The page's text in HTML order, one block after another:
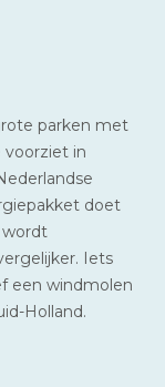
parken met
voorziet in
doet
wordt
Iets
een windmolen
Holland.